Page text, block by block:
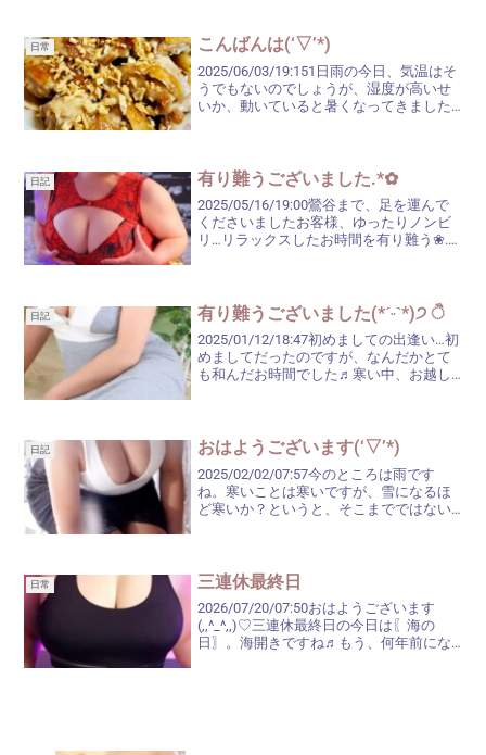
日常 こんばんは(‘▽’*)
2025/06/03/19:151日雨の今日、気温はそ
うでもないのでしょうが、湿度が高いせ
いか、動いていると暑くなってきました
日記 有り難うございました.*✿
2025/05/16/19:00鶯谷まで、足を運んで
くださいましたお客様、ゆったりノンビ
リ…リラックスしたお時間を有り難う❀.(*
日記 有り難うございました(*ˊᵕˋ*)੭ ੈ
2025/01/12/18:47初めましての出逢い…初
めましてだったのですが、なんだかとて
も和んだお時間でした♬寒い中、お越し
日記 おはようございます(‘▽’*)
2025/02/02/07:57今のところは雨です
ね。寒いことは寒いですが、雪になるほ
ど寒いか？というと、そこまでではない
ていないな...
日常 三連休最終日
2026/07/20/07:50おはようございます
(,,^_^,,)♡三連休最終日の今日は〖海の
日〗。海開きですね♬もう、何年前にな